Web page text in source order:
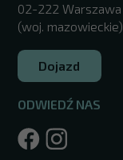
02-222 Warszawa
(woj. mazowieckie)
Dojazd
ODWIEDŹ NAS